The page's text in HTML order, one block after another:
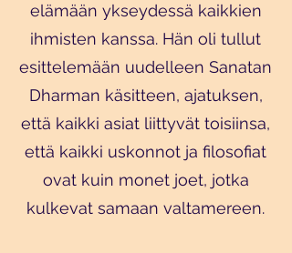
elämään ykseydessä kaikkien
ihmisten kanssa. Hän oli tullut
esittelemään uudelleen Sanatan
Dharman käsitteen, ajatuksen,
että kaikki asiat liittyvät toisiinsa,
että kaikki uskonnot ja filosofiat
ovat kuin monet joet, jotka
kulkevat samaan valtamereen.